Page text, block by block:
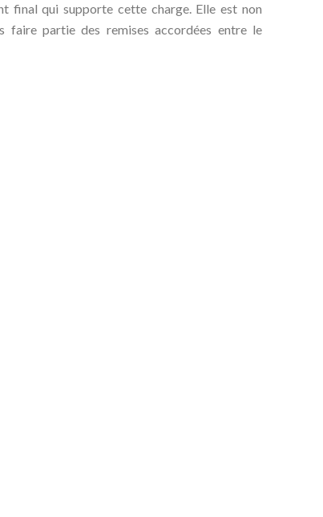
final qui supporte cette charge. Elle est non
faire partie des remises accordées entre le